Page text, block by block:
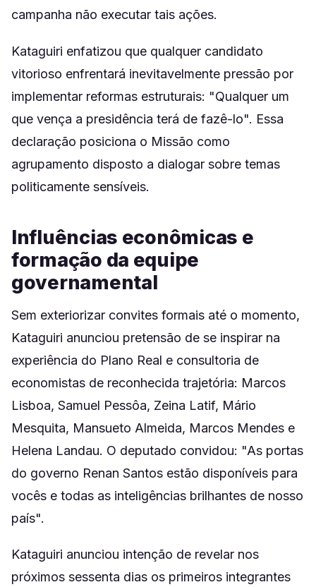
campanha não executar tais ações.
Kataguiri enfatizou que qualquer candidato
vitorioso enfrentará inevitavelmente pressão por
implementar reformas estruturais: "Qualquer um
que vença a presidência terá de fazê-lo". Essa
declaração posiciona o Missão como
agrupamento disposto a dialogar sobre temas
politicamente sensíveis.
Influências econômicas e
formação da equipe
governamental
Sem exteriorizar convites formais até o momento,
Kataguiri anunciou pretensão de se inspirar na
experiência do Plano Real e consultoria de
economistas de reconhecida trajetória: Marcos
Lisboa, Samuel Pessôa, Zeina Latif, Mário
Mesquita, Mansueto Almeida, Marcos Mendes e
Helena Landau. O deputado convidou: "As portas
do governo Renan Santos estão disponíveis para
vocês e todas as inteligências brilhantes de nosso
país".
Kataguiri anunciou intenção de revelar nos
próximos sessenta dias os primeiros integrantes